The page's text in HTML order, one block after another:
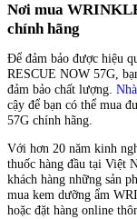
Nơi mua
chính hãng
Để đảm bảo được hiệu
RESCUE NOW 57G,
đảm bảo chất lượng.
cậy để bạn có thể mua
57G chính hãng.
Với hơn 20 năm kinh
thuốc hàng đầu tại Việt
khách hàng những sản
mua kem dưỡng ẩm
hoặc đặt hàng online